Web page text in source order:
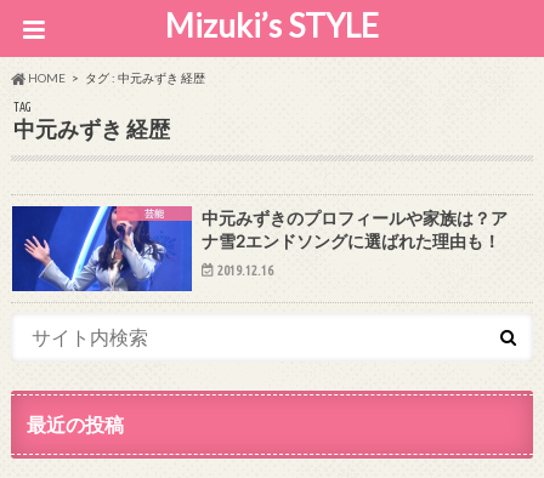
Mizuki’s STYLE
HOME タグ : 中元みずき 経歴
TAG
中元みずき 経歴
芸能
中元みずきのプロフィールや家族は？ア
ナ雪2エンドソングに選ばれた理由も！
2019.12.16
最近の投稿